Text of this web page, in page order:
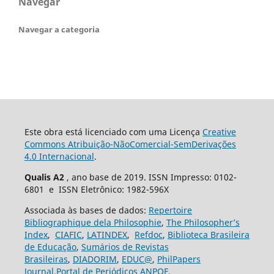
Navegar a categoria
Este obra está licenciado com uma Licença Creative
Commons Atribuição-NãoComercial-SemDerivações
4.0 Internacional.
Qualis A2 , ano base de 2019. ISSN Impresso: 0102-
6801 e ISSN Eletrônico: 1982-596X
Associada às bases de dados: Repertoire
Bibliographique dela Philosophie, The Philosopher’s
Index, CIAFIC, LATINDEX, Refdoc, Biblioteca Brasileira
de Educação, Sumários de Revistas
Brasileiras, DIADORIM, EDUC@, PhilPapers
Journal,Portal de Periódicos ANPOF.